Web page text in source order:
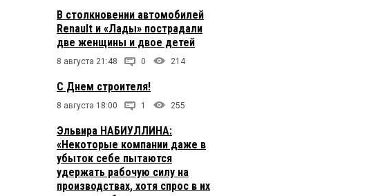
В столкновении автомобилей
Renault и «Лады» пострадали
две женщины и двое детей
8 августа 21:48 0 214
С Днем строителя!
8 августа 18:00 1 255
Эльвира НАБИУЛЛИНА:
«Некоторые компании даже в
убыток себе пытаются
удержать рабочую силу на
производствах, хотя спрос в их